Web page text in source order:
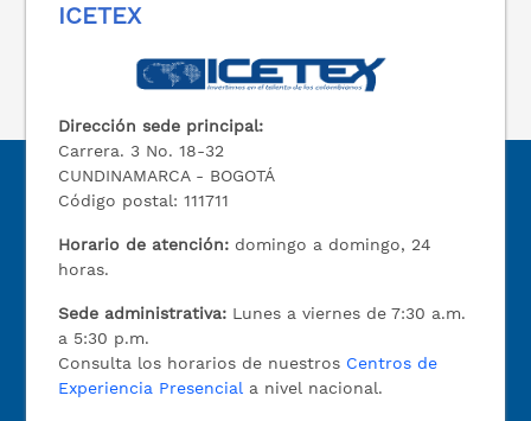
ICETEX
Dirección sede principal:
Carrera. 3 No. 18-32
CUNDINAMARCA - BOGOTÁ
Código postal: 111711
Horario de atención: domingo a domingo, 24
horas.
Sede administrativa: Lunes a viernes de 7:30 a.m.
a 5:30 p.m.
Consulta los horarios de nuestros Centros de
Experiencia Presencial a nivel nacional.